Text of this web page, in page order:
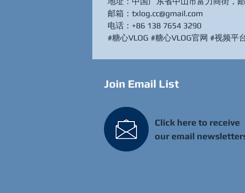
邮箱：txlog.cc@gmail.com
电话：+86 138 7654 3290
#糖心VLOG #糖心VLOG官网 #视频平
Join Email List
Click here to receive
our email